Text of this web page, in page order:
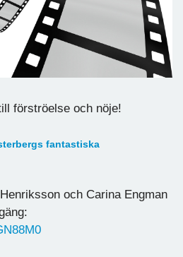
förströelse och nöje!
fantastiska
och Carina Engman